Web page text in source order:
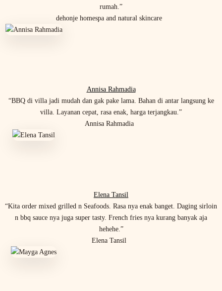
rumah.”
dehonje homespa and natural skincare
Annisa Rahmadia
“BBQ di villa jadi mudah dan gak pake lama. Bahan di antar langsung ke
villa. Layanan cepat, rasa enak, harga terjangkau.”
Annisa Rahmadia
Elena Tansil
“Kita order mixed grilled n Seafoods. Rasa nya enak banget. Daging sirloin
n bbq sauce nya juga super tasty. French fries nya kurang banyak aja
hehehe.”
Elena Tansil